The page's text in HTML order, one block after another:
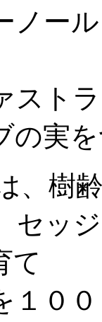
ノー
スト
の実
樹
ッ
て
１０